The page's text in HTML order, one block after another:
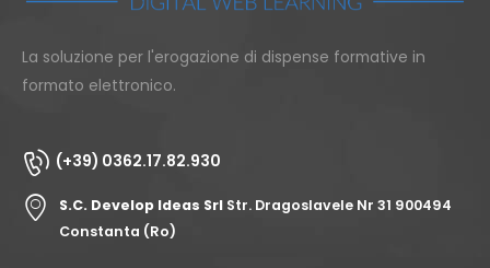
La soluzione per l'erogazione di dispense formative in
formato elettronico.
(+39) 0362.17.82.930
S.C. Develop Ideas Srl Str. Dragoslavele Nr 31 900494
Constanta (Ro)